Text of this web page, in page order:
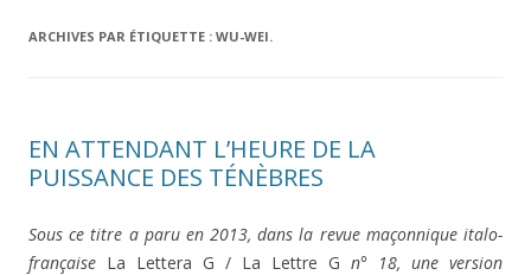
ARCHIVES PAR ÉTIQUETTE : WU-WEI.
EN ATTENDANT L’HEURE DE LA
PUISSANCE DES TÉNÈBRES
Sous ce titre a paru en 2013, dans la revue maçonnique italo-
française La Lettera G / La Lettre G n° 18, une version